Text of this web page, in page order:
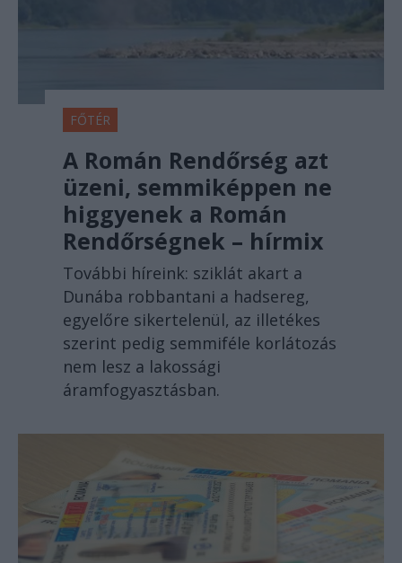
FŐTÉR
A Román Rendőrség azt
üzeni, semmiképpen ne
higgyenek a Román
Rendőrségnek – hírmix
További híreink: sziklát akart a
Dunába robbantani a hadsereg,
egyelőre sikertelenül, az illetékes
szerint pedig semmiféle korlátozás
nem lesz a lakossági
áramfogyasztásban.